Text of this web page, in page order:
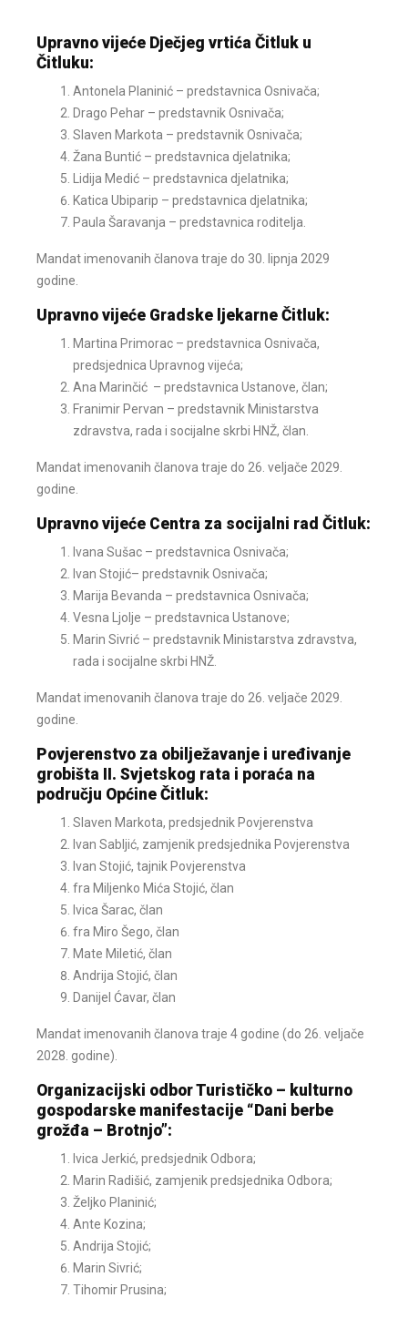
Upravno vijeće Dječjeg vrtića Čitluk u
Čitluku:
Antonela Planinić – predstavnica Osnivača;
Drago Pehar – predstavnik Osnivača;
Slaven Markota – predstavnik Osnivača;
Žana Buntić – predstavnica djelatnika;
Lidija Medić – predstavnica djelatnika;
Katica Ubiparip – predstavnica djelatnika;
Paula Šaravanja – predstavnica roditelja.
Mandat imenovanih članova traje do 30. lipnja 2029
godine.
Upravno vijeće Gradske ljekarne Čitluk:
Martina Primorac – predstavnica Osnivača,
predsjednica Upravnog vijeća;
Ana Marinčić – predstavnica Ustanove, član;
Franimir Pervan – predstavnik Ministarstva
zdravstva, rada i socijalne skrbi HNŽ, član.
Mandat imenovanih članova traje do 26. veljače 2029.
godine.
Upravno vijeće Centra za socijalni rad Čitluk:
Ivana Sušac – predstavnica Osnivača;
Ivan Stojić– predstavnik Osnivača;
Marija Bevanda – predstavnica Osnivača;
Vesna Ljolje – predstavnica Ustanove;
Marin Sivrić – predstavnik Ministarstva zdravstva,
rada i socijalne skrbi HNŽ.
Mandat imenovanih članova traje do 26. veljače 2029.
godine.
Povjerenstvo za obilježavanje i uređivanje
grobišta II. Svjetskog rata i poraća na
području Općine Čitluk:
Slaven Markota, predsjednik Povjerenstva
Ivan Sabljić, zamjenik predsjednika Povjerenstva
Ivan Stojić, tajnik Povjerenstva
fra Miljenko Mića Stojić, član
Ivica Šarac, član
fra Miro Šego, član
Mate Miletić, član
Andrija Stojić, član
Danijel Ćavar, član
Mandat imenovanih članova traje 4 godine (do 26. veljače
2028. godine).
Organizacijski odbor Turističko – kulturno
gospodarske manifestacije “Dani berbe
grožđa – Brotnjo”:
Ivica Jerkić, predsjednik Odbora;
Marin Radišić, zamjenik predsjednika Odbora;
Željko Planinić;
Ante Kozina;
Andrija Stojić;
Marin Sivrić;
Tihomir Prusina;